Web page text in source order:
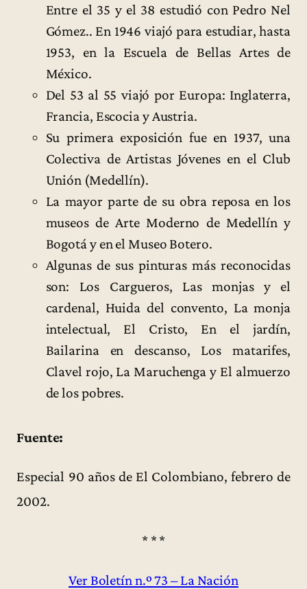
Entre el 35 y el 38 estudió con Pedro Nel
Gómez.. En 1946 viajó para estudiar, hasta
1953, en la Escuela de Bellas Artes de
México.
Del 53 al 55 viajó por Europa: Inglaterra,
Francia, Escocia y Austria.
Su primera exposición fue en 1937, una
Colectiva de Artistas Jóvenes en el Club
Unión (Medellín).
La mayor parte de su obra reposa en los
museos de Arte Moderno de Medellín y
Bogotá y en el Museo Botero.
Algunas de sus pinturas más reconocidas
son: Los Cargueros, Las monjas y el
cardenal, Huida del convento, La monja
intelectual, El Cristo, En el jardín,
Bailarina en descanso, Los matarifes,
Clavel rojo, La Maruchenga y El almuerzo
de los pobres.
Fuente:
Especial 90 años de El Colombiano, febrero de
2002.
* * *
Ver Boletín n.º 73 – La Nación